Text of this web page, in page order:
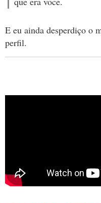
E eu ainda desperdiço o
perfil.